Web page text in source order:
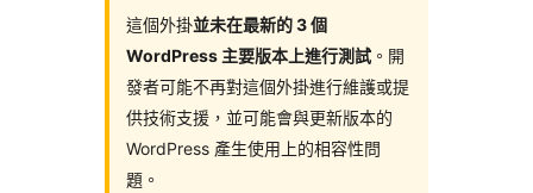
這個外掛並未在最新的 3 個
WordPress 主要版本上進行測試 。開
發者可能不再對這個外掛進行維護或提
供技術支援，並可能會與更新版本的
WordPress 產生使用上的相容性問
題。